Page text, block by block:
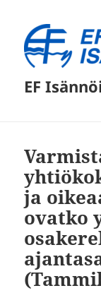
EF
artikkelit
ja
ovatko